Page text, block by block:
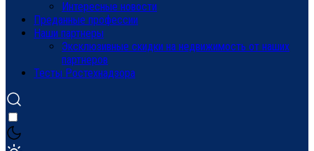
Интересные новости
Преданные профессии
Наши партнеры
Эксклюзивные скидки на недвижимость от наших
партнеров
Тесты Ростехнадзора